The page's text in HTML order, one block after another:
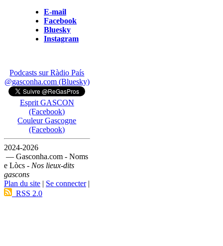
E-mail
Facebook
Bluesky
Instagram
Podcasts sur Ràdio País
@gasconha.com (Bluesky)
Esprit GASCON
(Facebook)
Couleur Gascogne
(Facebook)
2024-2026
— Gasconha.com - Noms
e Lòcs - Nos lieux-dits
gascons
Plan du site | Se connecter|
RSS 2.0